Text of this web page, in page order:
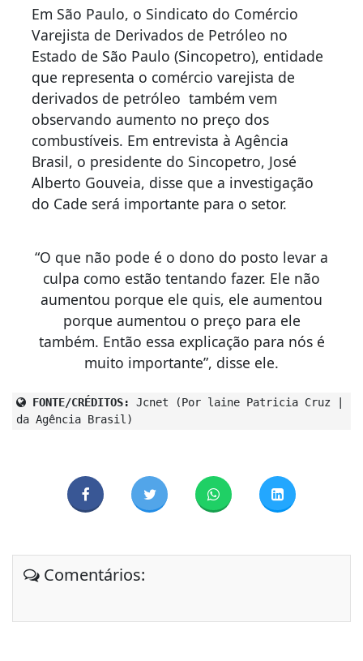
Em São Paulo, o Sindicato do Comércio
Varejista de Derivados de Petróleo no
Estado de São Paulo (Sincopetro), entidade
que representa o comércio varejista de
derivados de petróleo também vem
observando aumento no preço dos
combustíveis. Em entrevista à Agência
Brasil, o presidente do Sincopetro, José
Alberto Gouveia, disse que a investigação
do Cade será importante para o setor.
“O que não pode é o dono do posto levar a
culpa como estão tentando fazer. Ele não
aumentou porque ele quis, ele aumentou
porque aumentou o preço para ele
também. Então essa explicação para nós é
muito importante”, disse ele.
FONTE/CRÉDITOS:
Jcnet (Por laine Patricia Cruz |
da Agência Brasil)
Comentários: